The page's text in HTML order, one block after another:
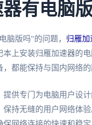
有电脑
脑版吗"的问题， 归雁加
本上安装归雁加速器的
都能保持与国内网络的
提供专门为电脑用户设计
保持无缝的用户网络体验